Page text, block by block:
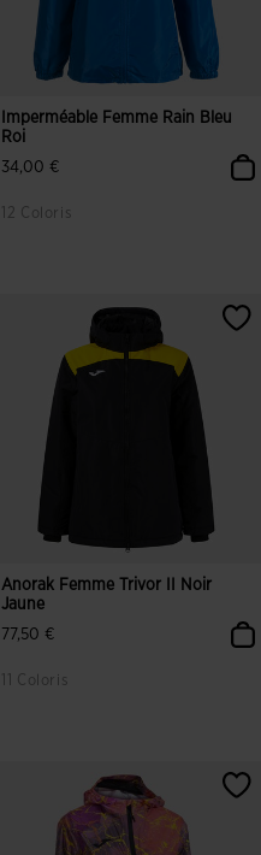
Imperméable Femme Rain Bleu
Roi
34,00 €
12 Coloris
4,2 sur 5 Évaluation du client
Anorak Femme Trivor II Noir
Jaune
77,50 €
11 Coloris
4 sur 5 Évaluation du client